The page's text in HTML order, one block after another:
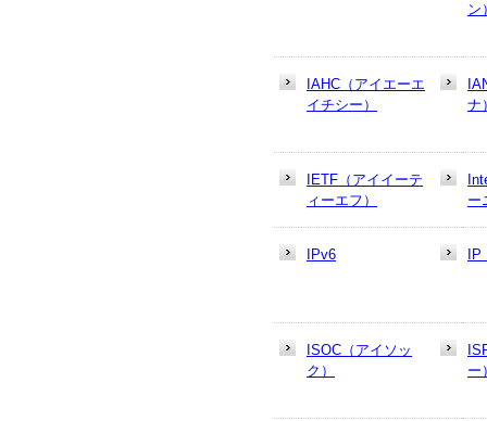
ン
IAHC（アイエーエ
イチシー）
ナ
IETF（アイイーテ
ィーエフ）
ー
IPv6
ISOC（アイソッ
ク）
ー